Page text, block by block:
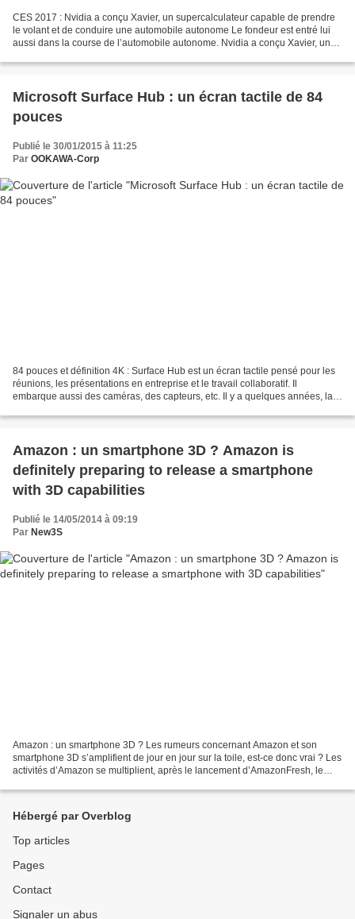
CES 2017 : Nvidia a conçu Xavier, un supercalculateur capable de prendre
le volant et de conduire une automobile autonome Le fondeur est entré lui
aussi dans la course de l’automobile autonome. Nvidia a conçu Xavier, un
Microsoft Surface Hub : un écran tactile de 84
pouces
Publié le 30/01/2015 à 11:25
Par OOKAWA-Corp
84 pouces et définition 4K : Surface Hub est un écran tactile pensé pour les
réunions, les présentations en entreprise et le travail collaboratif. Il
embarque aussi des caméras, des capteurs, etc. Il y a quelques années, la
Amazon : un smartphone 3D ? Amazon is
definitely preparing to release a smartphone
with 3D capabilities
Publié le 14/05/2014 à 09:19
Par New3S
Amazon : un smartphone 3D ? Les rumeurs concernant Amazon et son
smartphone 3D s’amplifient de jour en jour sur la toile, est-ce donc vrai ? Les
activités d’Amazon se multiplient, après le lancement d’AmazonFresh, le
Hébergé par Overblog
Top articles
Pages
Contact
Signaler un abus